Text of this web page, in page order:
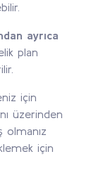
ayrıca
plan
için
üzerinden
için